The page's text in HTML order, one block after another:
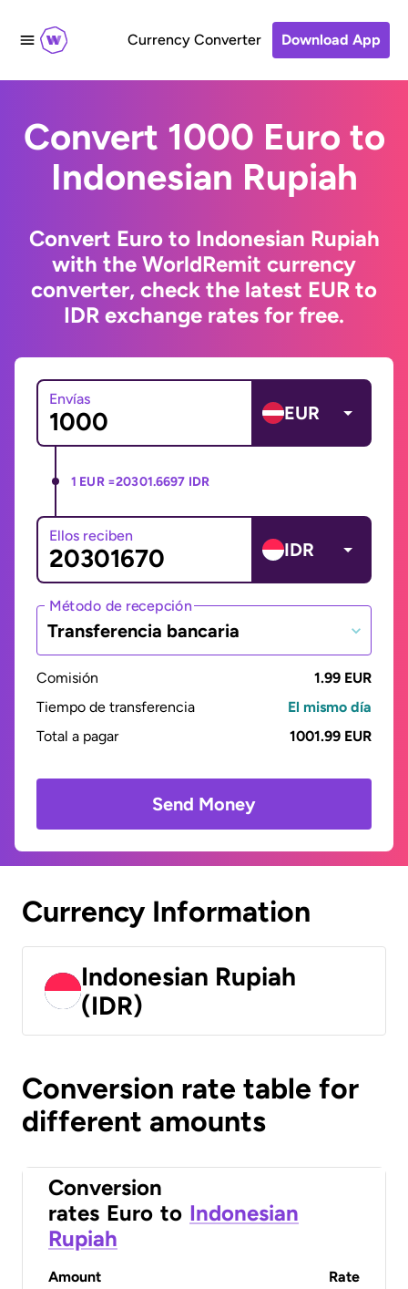
Currency Converter Download App
Convert 1000 Euro to
Indonesian Rupiah
Convert Euro to Indonesian Rupiah
with the WorldRemit currency
converter, check the latest EUR to
IDR exchange rates for free.
Envías
EUR
1 EUR =20301.6697 IDR
Ellos reciben
IDR
Método de recepción
Transferencia bancaria
Comisión
1.99 EUR
Tiempo de transferencia
El mismo día
Total a pagar
1001.99 EUR
Send Money
Currency Information
Indonesian Rupiah
(IDR)
Conversion rate table for
different amounts
Conversion
rates Euro to Indonesian
Rupiah
Amount Rate